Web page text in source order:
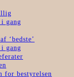
gang
‘bedste’
gang
for bestyrelsen